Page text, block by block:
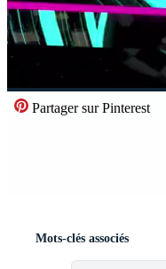
Partager sur Pinterest
Mots-clés associés